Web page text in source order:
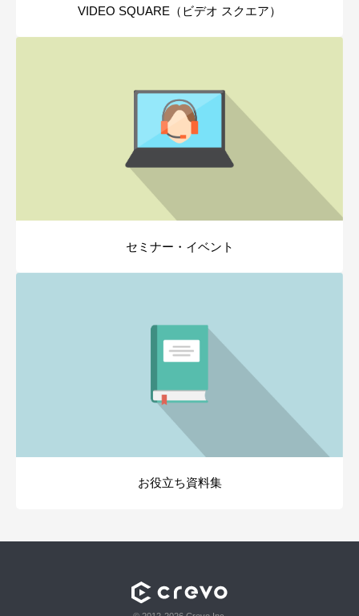
VIDEO SQUARE（ビデオ スクエア）
セミナー・イベント
お役立ち資料集